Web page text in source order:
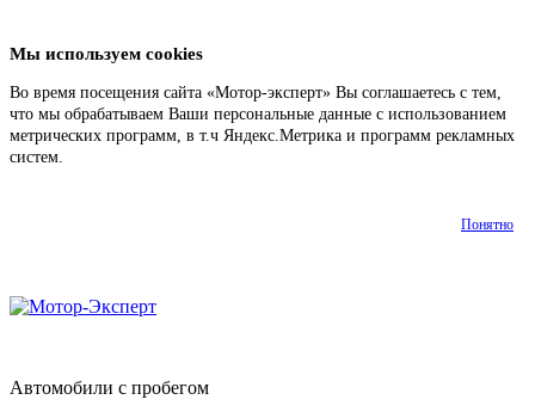
Мы используем cookies
Во время посещения сайта «Мотор-эксперт» Вы соглашаетесь с тем,
что мы обрабатываем Ваши персональные данные с использованием
метрических программ, в т.ч Яндекс.Метрика и программ рекламных
систем.
Понятно
Автомобили с пробегом